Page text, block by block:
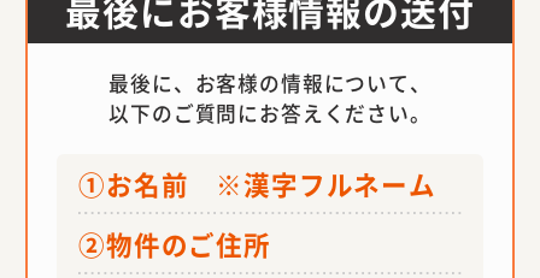
最後に、お客様の情報について、
以下のご質問にお答えください。
①お名前 ※漢字フルネーム
②物件のご住所